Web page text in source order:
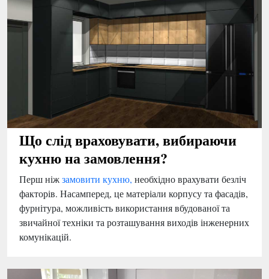
Що слід враховувати, вибираючи
кухню на замовлення?
Перш ніжзамовити кухню, необхідно врахувати безліч
факторів. Насамперед, це матеріали корпусу та фасадів,
фурнітура, можливість використання вбудованої та
звичайної техніки та розташування виходів інженерних
комунікацій.